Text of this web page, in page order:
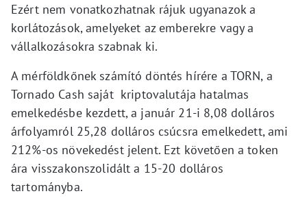
Ezért nem vonatkozhatnak rájuk ugyanazok a
korlátozások, amelyeket az emberekre vagy a
vállalkozásokra szabnak ki.
A mérföldkőnek számító döntés hírére a TORN, a
Tornado Cash saját kriptovalutája hatalmas
emelkedésbe kezdett, a január 21-i 8,08 dolláros
árfolyamról 25,28 dolláros csúcsra emelkedett, ami
212%-os növekedést jelent. Ezt követően a token
ára visszakonszolidált a 15-20 dolláros
tartományba.